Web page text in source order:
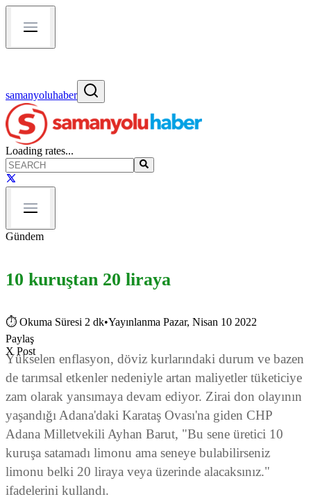
samanyoluhaber
Loading rates...
Gündem
10 kuruştan 20 liraya
⏱ Okuma Süresi 2 dk•Yayınlanma Pazar, Nisan 10 2022
Paylaş
X Post
Yükselen enflasyon, döviz kurlarındaki durum ve bazen
de tarımsal etkenler nedeniyle artan maliyetler tüketiciye
zam olarak yansımaya devam ediyor. Zirai don olayının
yaşandığı Adana'daki Karataş Ovası'na giden CHP
Adana Milletvekili Ayhan Barut, "Bu sene üretici 10
kuruşa satamadı limonu ama seneye bulabilirseniz
limonu belki 20 liraya veya üzerinde alacaksınız."
ifadelerini kullandı.